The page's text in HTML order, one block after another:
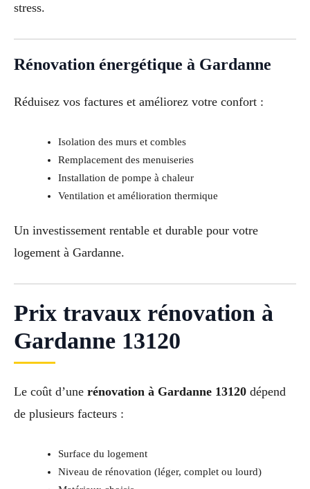
stress.
Rénovation énergétique à Gardanne
Réduisez vos factures et améliorez votre confort :
Isolation des murs et combles
Remplacement des menuiseries
Installation de pompe à chaleur
Ventilation et amélioration thermique
Un investissement rentable et durable pour votre
logement à Gardanne.
Prix travaux rénovation à
Gardanne 13120
Le coût d’une rénovation à Gardanne 13120 dépend
de plusieurs facteurs :
Surface du logement
Niveau de rénovation (léger, complet ou lourd)